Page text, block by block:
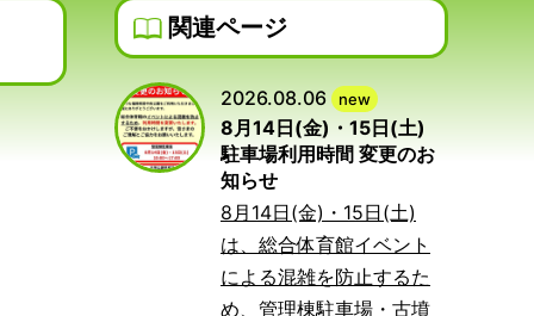
関連ページ
2026.08.06 new
8月14日(金)・15日(土)
駐車場利用時間 変更のお
知らせ
8月14日(金)・15日(土)
は、総合体育館イベント
による混雑を防止するた
め、管理棟駐車場・古墳